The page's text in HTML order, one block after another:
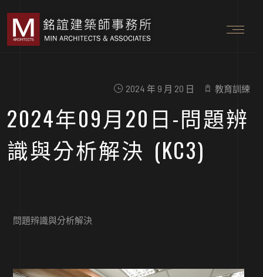
2024 年 9 月 20 日 教育訓練
2024年09月20日-問題辨
識與分析解決 (KC3)
問題辨識與分析解決